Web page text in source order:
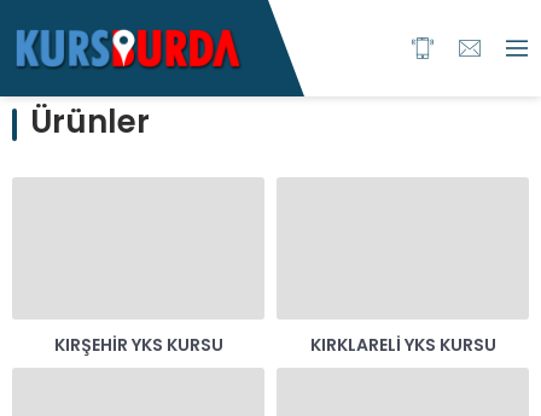
Ürünler
KIRŞEHIR YKS KURSU KIRKLARELI YKS KURSU